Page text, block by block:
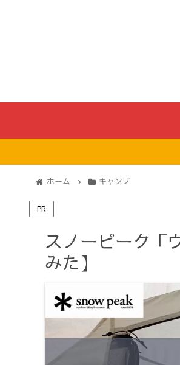
ホーム キャンプ
PR
スノーピーク「
みた】